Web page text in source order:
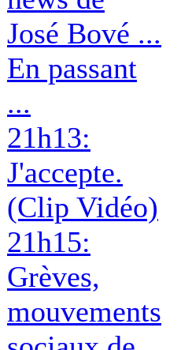
José Bové ...
En passant
...
21h13:
J'accepte.
(Clip Vidéo)
21h15:
Grèves,
mouvements